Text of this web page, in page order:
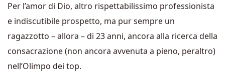
Per l’amor di Dio, altro rispettabilissimo professionista
e indiscutibile prospetto, ma pur sempre un
ragazzotto – allora – di 23 anni, ancora alla ricerca della
consacrazione (non ancora avvenuta a pieno, peraltro)
nell’Olimpo dei top.